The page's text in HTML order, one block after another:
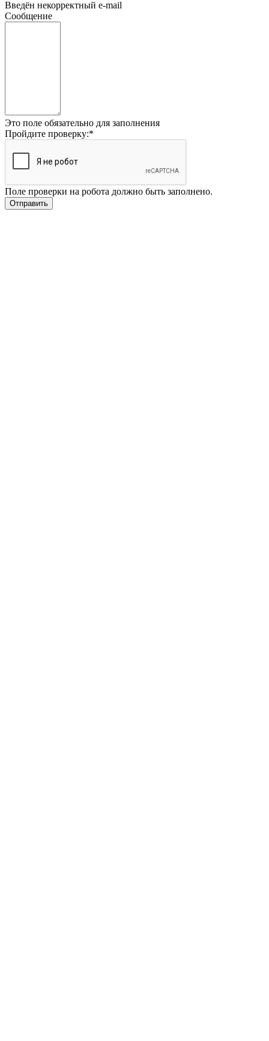
Введён некорректный e-mail
Сообщение
Это поле обязательно для заполнения
Пройдите проверку:*
Поле проверки на робота должно быть заполнено.